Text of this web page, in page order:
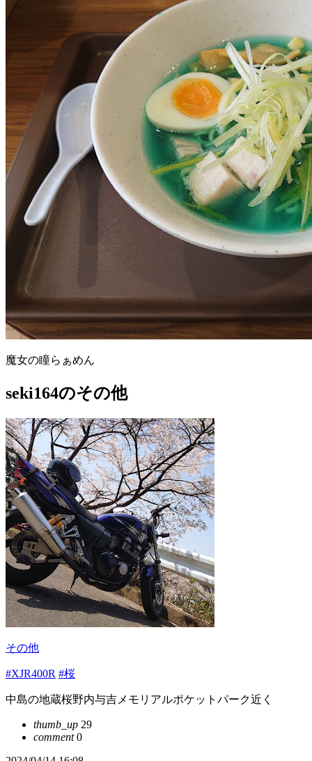
魔女の瞳らぁめん
seki164のその他
その他
#XJR400R #桜
中島の地蔵桜野内与吉メモリアルポケットパーク近く
thumb_up 29
comment0